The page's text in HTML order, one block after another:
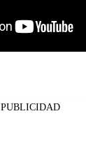
PUBLICIDAD